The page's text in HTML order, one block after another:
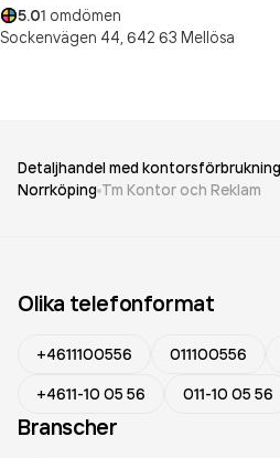
5.01 omdömen
Sockenvägen 44, 642 63 Mellösa
Detaljhandel med
Norrköping Tm Kontor och Reklam
Olika telefonformat
+4611100556 011100556
+4611-10 05 56
011-10 05 56
Branscher